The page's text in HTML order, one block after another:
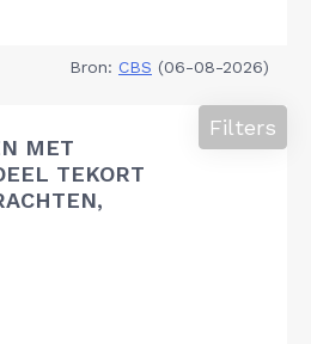
Bron: CBS (06-08-2026)
MET
TEKORT
Filters